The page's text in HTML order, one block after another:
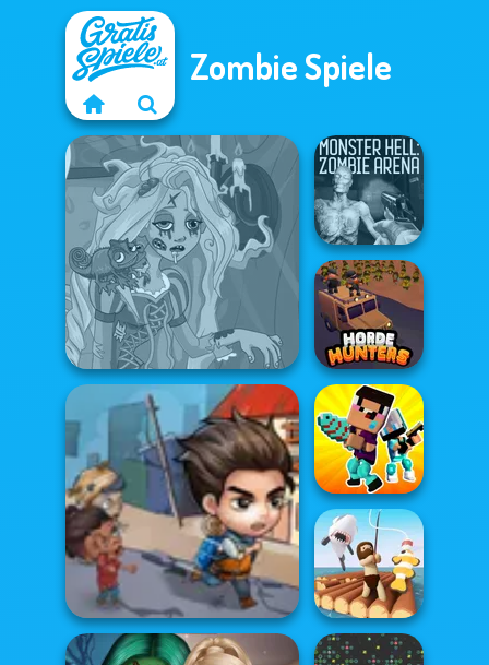
Zombie Spiele
Rapunzel Zombie Curse
Monster Hell:
Zombie Arena
Horde Hunters
Noob vs Pro
Challenge